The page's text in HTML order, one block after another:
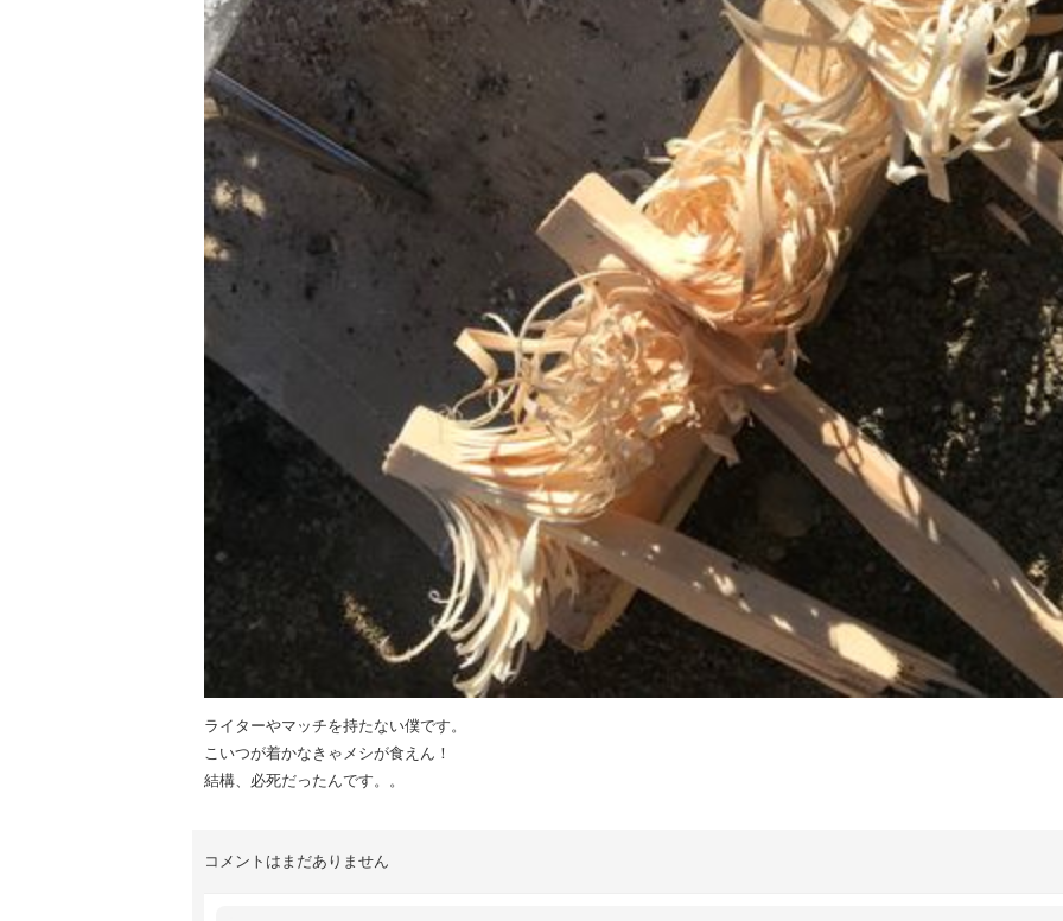
ライターやマッチを持たない僕です。
こいつが着かなきゃメシが食えん！
結構、必死だったんです。。
コメントはまだありません